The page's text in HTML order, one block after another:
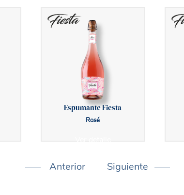
Espumante Fiesta
Rosé